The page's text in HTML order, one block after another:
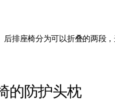
后排座椅分为可以折叠的两段
的防护头枕